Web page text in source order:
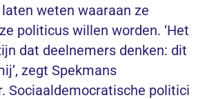
weten waaraan ze
politicus willen worden. ‘Het
dat deelnemers denken: dit
zegt Spekmans
Sociaaldemocratische politici